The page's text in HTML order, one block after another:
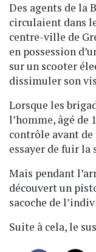
Des agents de la
circulaient dans
centre-ville de
en possession
sur un scooter
dissimuler son
Lorsque les
l’homme, âgé de
contrôle avant de
essayer de fuir la
Mais pendant
découvert un
sacoche de
Suite à cela, le